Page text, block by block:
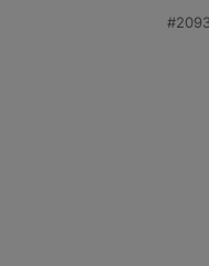
kommt? #2093